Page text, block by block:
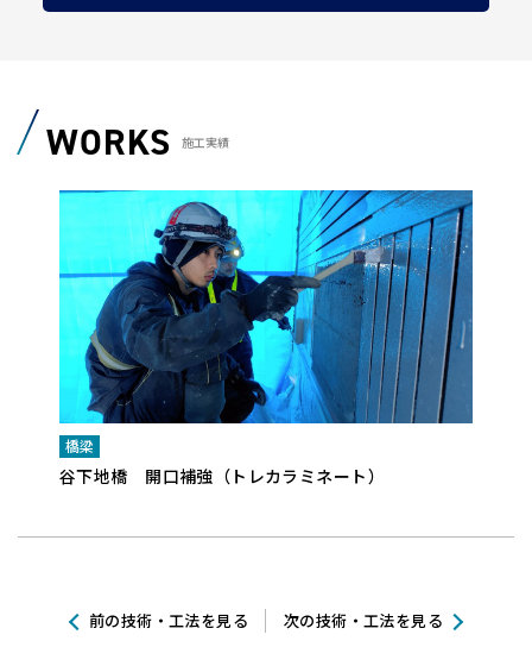
WORKS 施工実績
橋梁
谷下地橋 開口補強（トレカラミネート）
前の技術・工法を見る 次の技術・工法を見る